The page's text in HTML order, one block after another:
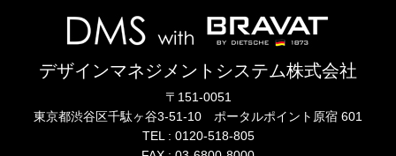
デザインマネジメントシステム株式会社
〒151-0051
東京都渋谷区千駄ヶ谷3-51-10 ポータルポイント 原宿 601
TEL : 0120-518-805